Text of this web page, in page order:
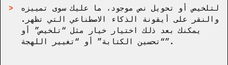
لتلخيص أو تحويل نص موجود، ما عليك سوى تمييزه
والنقر على أيقونة الذكاء الاصطناعي التي تظهر.
يمكنك بعد ذلك اختيار خيار مثل “تلخيص” أو
“تحسين الكتابة” أو “تغيير اللهجة”.